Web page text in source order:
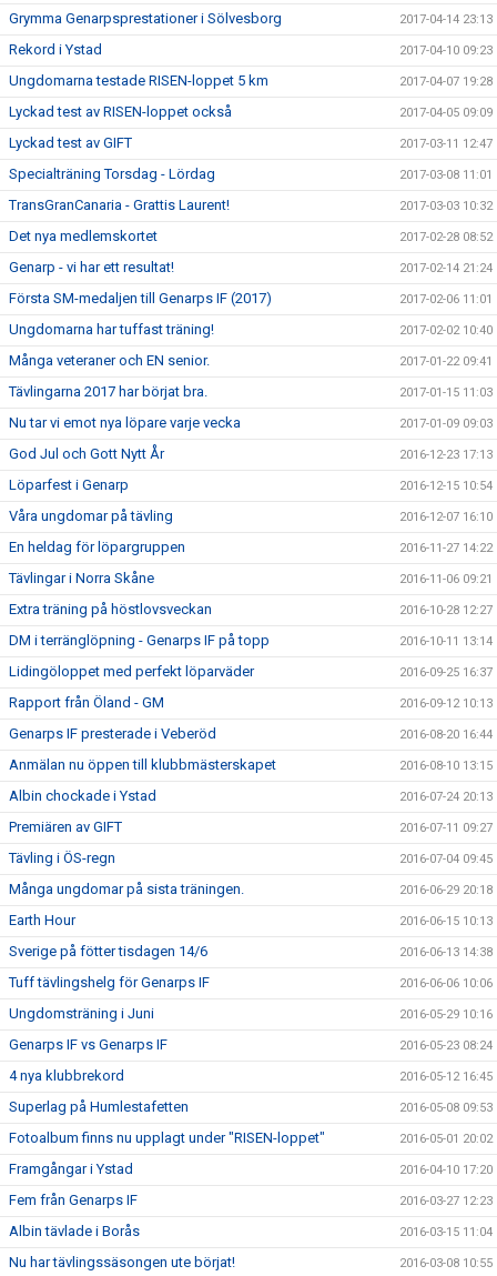
Grymma Genarpsprestationer i Sölvesborg 2017-04-14 23:13
Rekord i Ystad 2017-04-10 09:23
Ungdomarna testade RISEN-loppet 5 km 2017-04-07 19:28
Lyckad test av RISEN-loppet också 2017-04-05 09:09
Lyckad test av GIFT 2017-03-11 12:47
Specialträning Torsdag - Lördag 2017-03-08 11:01
TransGranCanaria - Grattis Laurent! 2017-03-03 10:32
Det nya medlemskortet 2017-02-28 08:52
Genarp - vi har ett resultat! 2017-02-14 21:24
Första SM-medaljen till Genarps IF (2017) 2017-02-06 11:01
Ungdomarna har tuffast träning! 2017-02-02 10:40
Många veteraner och EN senior. 2017-01-22 09:41
Tävlingarna 2017 har börjat bra. 2017-01-15 11:03
Nu tar vi emot nya löpare varje vecka 2017-01-09 09:03
God Jul och Gott Nytt År 2016-12-23 17:13
Löparfest i Genarp 2016-12-15 10:54
Våra ungdomar på tävling 2016-12-07 16:10
En heldag för löpargruppen 2016-11-27 14:22
Tävlingar i Norra Skåne 2016-11-06 09:21
Extra träning på höstlovsveckan 2016-10-28 12:27
DM i terränglöpning - Genarps IF på topp 2016-10-11 13:14
Lidingöloppet med perfekt löparväder 2016-09-25 16:37
Rapport från Öland - GM 2016-09-12 10:13
Genarps IF presterade i Veberöd 2016-08-20 16:44
Anmälan nu öppen till klubbmästerskapet 2016-08-10 13:15
Albin chockade i Ystad 2016-07-24 20:13
Premiären av GIFT 2016-07-11 09:27
Tävling i ÖS-regn 2016-07-04 09:45
Många ungdomar på sista träningen. 2016-06-29 20:18
Earth Hour 2016-06-15 10:13
Sverige på fötter tisdagen 14/6 2016-06-13 14:38
Tuff tävlingshelg för Genarps IF 2016-06-06 10:06
Ungdomsträning i Juni 2016-05-29 10:16
Genarps IF vs Genarps IF 2016-05-23 08:24
4 nya klubbrekord 2016-05-12 16:45
Superlag på Humlestafetten 2016-05-08 09:53
Fotoalbum finns nu upplagt under "RISEN-loppet" 2016-05-01 20:02
Framgångar i Ystad 2016-04-10 17:20
Fem från Genarps IF 2016-03-27 12:23
Albin tävlade i Borås 2016-03-15 11:04
Nu har tävlingssäsongen ute börjat! 2016-03-08 10:55